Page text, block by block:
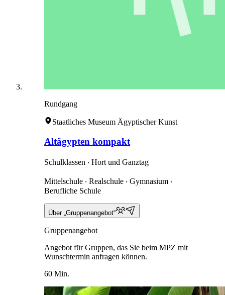
Rundgang
Staatliches Museum Ägyptischer Kunst
Altägypten kompakt
Schulklassen ‧ Hort und Ganztag
Mittelschule ‧ Realschule ‧ Gymnasium ‧
Berufliche Schule
Über „Gruppenangebot“
Gruppenangebot
Angebot für Gruppen, das Sie beim MPZ mit
Wunschtermin anfragen können.
60 Min.